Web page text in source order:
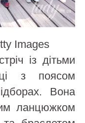
Images
із дітьми
з поясом
Вона
ланцюжком